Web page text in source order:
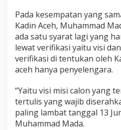
Pada kesempatan yang
Kadin Aceh, Muhammad
ada satu syarat lagi yang
lewat verifikasi yaitu visi
verifikasi di tentukan oleh
aceh hanya penyelengara.
“Yaitu visi misi calon yang
tertulis yang wajib
paling lambat tanggal 13
Muhammad Mada.